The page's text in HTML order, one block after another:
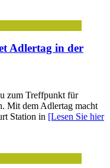
Adlertag in der
zum Treffpunkt für
Mit dem Adlertag macht
Station in [Lesen Sie hier